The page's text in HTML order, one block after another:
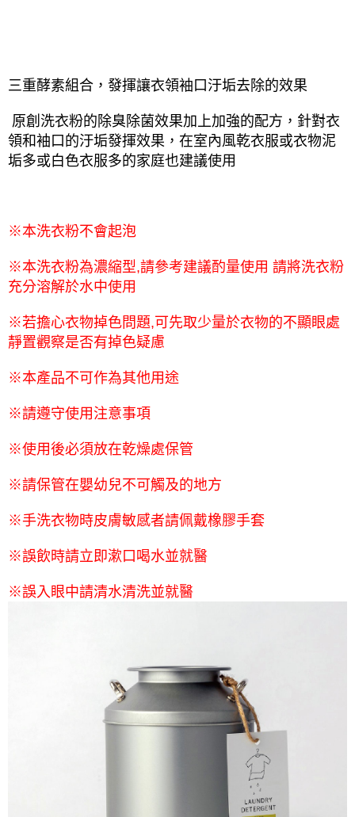
三重酵素組合，發揮讓衣領袖口汙垢去除的效果
原創洗衣粉的除臭除菌效果加上加強的配方，針對衣
領和袖口的汙垢發揮效果，在室內風乾衣服或衣物泥
垢多或白色衣服多的家庭也建議使用
※本洗衣粉不會起泡
※本洗衣粉為濃縮型,請參考建議酌量使用 請將洗衣粉
充分溶解於水中使用
※若擔心衣物掉色問題,可先取少量於衣物的不顯眼處
靜置觀察是否有掉色疑慮
※本產品不可作為其他用途
※請遵守使用注意事項
※使用後必須放在乾燥處保管
※請保管在嬰幼兒不可觸及的地方
※手洗衣物時皮膚敏感者請佩戴橡膠手套
※誤飲時請立即漱口喝水並就醫
※誤入眼中請清水清洗並就醫